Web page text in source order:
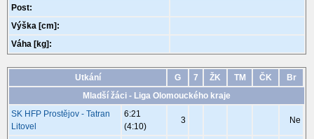
Post:
Výška [cm]:
Váha [kg]:
Utkání G 7 ŽK TM ČK
Br
Mladší žáci - Liga Olomouckého kraje
SK HFP Prostějov - Tatran
Litovel
6:21
(4:10)
3 Ne